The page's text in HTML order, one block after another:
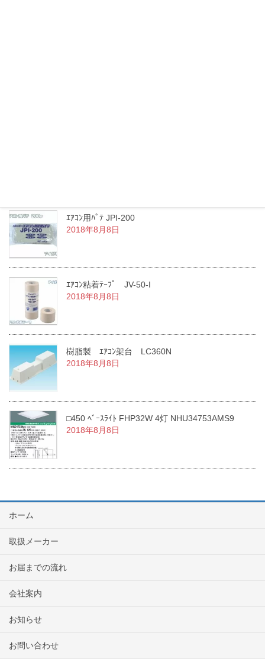
ｴｱｺﾝ用ﾊﾟﾃ JPI-200
2018年8月8日
ｴｱｺﾝ粘着ﾃｰﾌﾟ JV-50-I
2018年8月8日
樹脂製 ｴｱｺﾝ架台 LC360N
2018年8月8日
□450 ﾍﾞｰｽﾗｲﾄ FHP32W 4灯 NHU34753AMS9
2018年8月8日
ホーム
取扱メーカー
お届までの流れ
会社案内
お知らせ
お問い合わせ